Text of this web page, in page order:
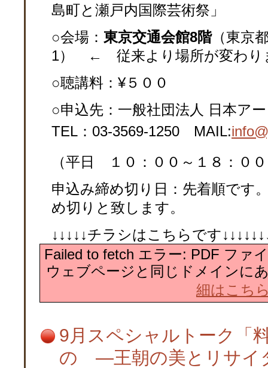
島町と瀬戸内国際芸術祭」
○会場： 東京交通会館8階（東京
1） ← 従来より場所が変わり
○聴講料：¥５００
○申込先：一般社団法人 日本ア
TEL：03-3569-1250 MAIL:
（平日 １０：００～１８：０
申込み締め切り日：先着順です
め切りと致します。
↓↓↓↓↓チラシはこちらです
Failed to fetch エラー: PDF ファ
ウェブページと同じドメインに
細はこち
9月スペシャルトーク「
の ―王朝の美とリサイ